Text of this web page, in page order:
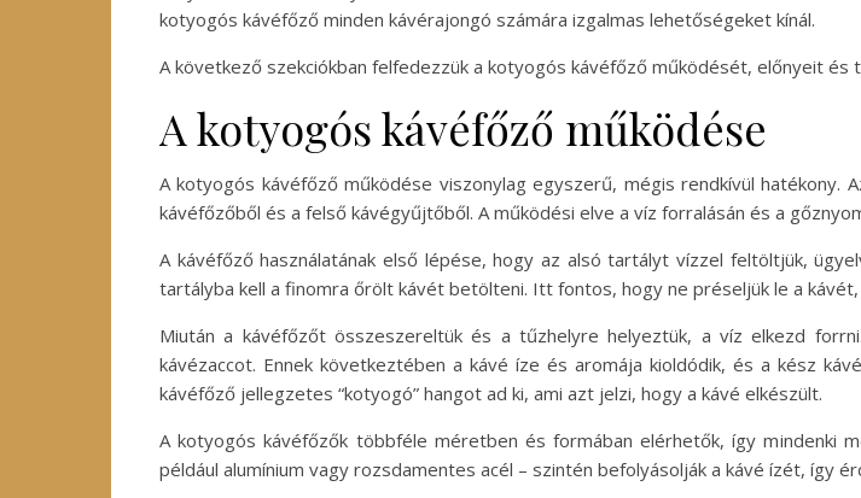
kotyogós kávéfőző minden kávérajongó számára izgalmas lehetőségeket kínál.
A következő szekciókban felfedezzük a kotyogós kávéfőző működését, előnyeit és
A kotyogós kávéfőző működése
A kotyogós kávéfőző működése viszonylag egyszerű, mégis rendkívül
kávéfőzőből és a felső kávégyűjtőből. A működési elve a víz forralásán és a
A kávéfőző használatának első lépése, hogy az alsó tartályt vízzel feltöltjük,
tartályba kell a finomra őrölt kávét betölteni. Itt fontos, hogy ne préseljük le a
Miután a kávéfőzőt összeszereltük és a tűzhelyre helyeztük, a víz elkezd
kávézaccot. Ennek következtében a kávé íze és aromája kioldódik, és a kész
kávéfőző jellegzetes “kotyogó” hangot ad ki, ami azt jelzi, hogy a kávé elkészült.
A kotyogós kávéfőzők többféle méretben és formában elérhetők, így mindenki
például alumínium vagy rozsdamentes acél – szintén befolyásolják a kávé ízét, így